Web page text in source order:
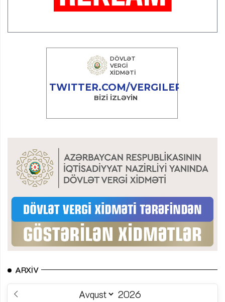
ARXIV